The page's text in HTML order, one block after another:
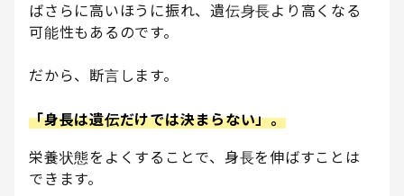
ばさらに高いほうに振れ、遺伝身長より高くなる
可能性もあるのです。
だから、断言します。
「身長は遺伝だけでは決まらない」。
栄養状態をよくすることで、身長を伸ばすことは
できます。